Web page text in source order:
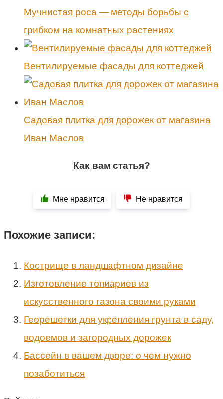
Мучнистая роса — методы борьбы с
грибком на комнатных растениях
Вентилируемые фасады для коттеджей
Садовая плитка для дорожек от магазина
Иван Маслов
Как вам статья?
Мне нравится Не нравится
Похожие записи:
Кострище в ландшафтном дизайне
Изготовление топиариев из
искусственного газона своими руками
Георешетки для укрепления грунта в саду,
водоемов и загородных дорожек
Бассейн в вашем дворе: о чем нужно
позаботиться